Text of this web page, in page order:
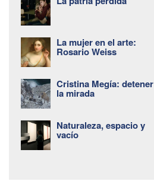
La mujer en el arte:
Rosario Weiss
Cristina Megía: detener
la mirada
Naturaleza, espacio y
vacío